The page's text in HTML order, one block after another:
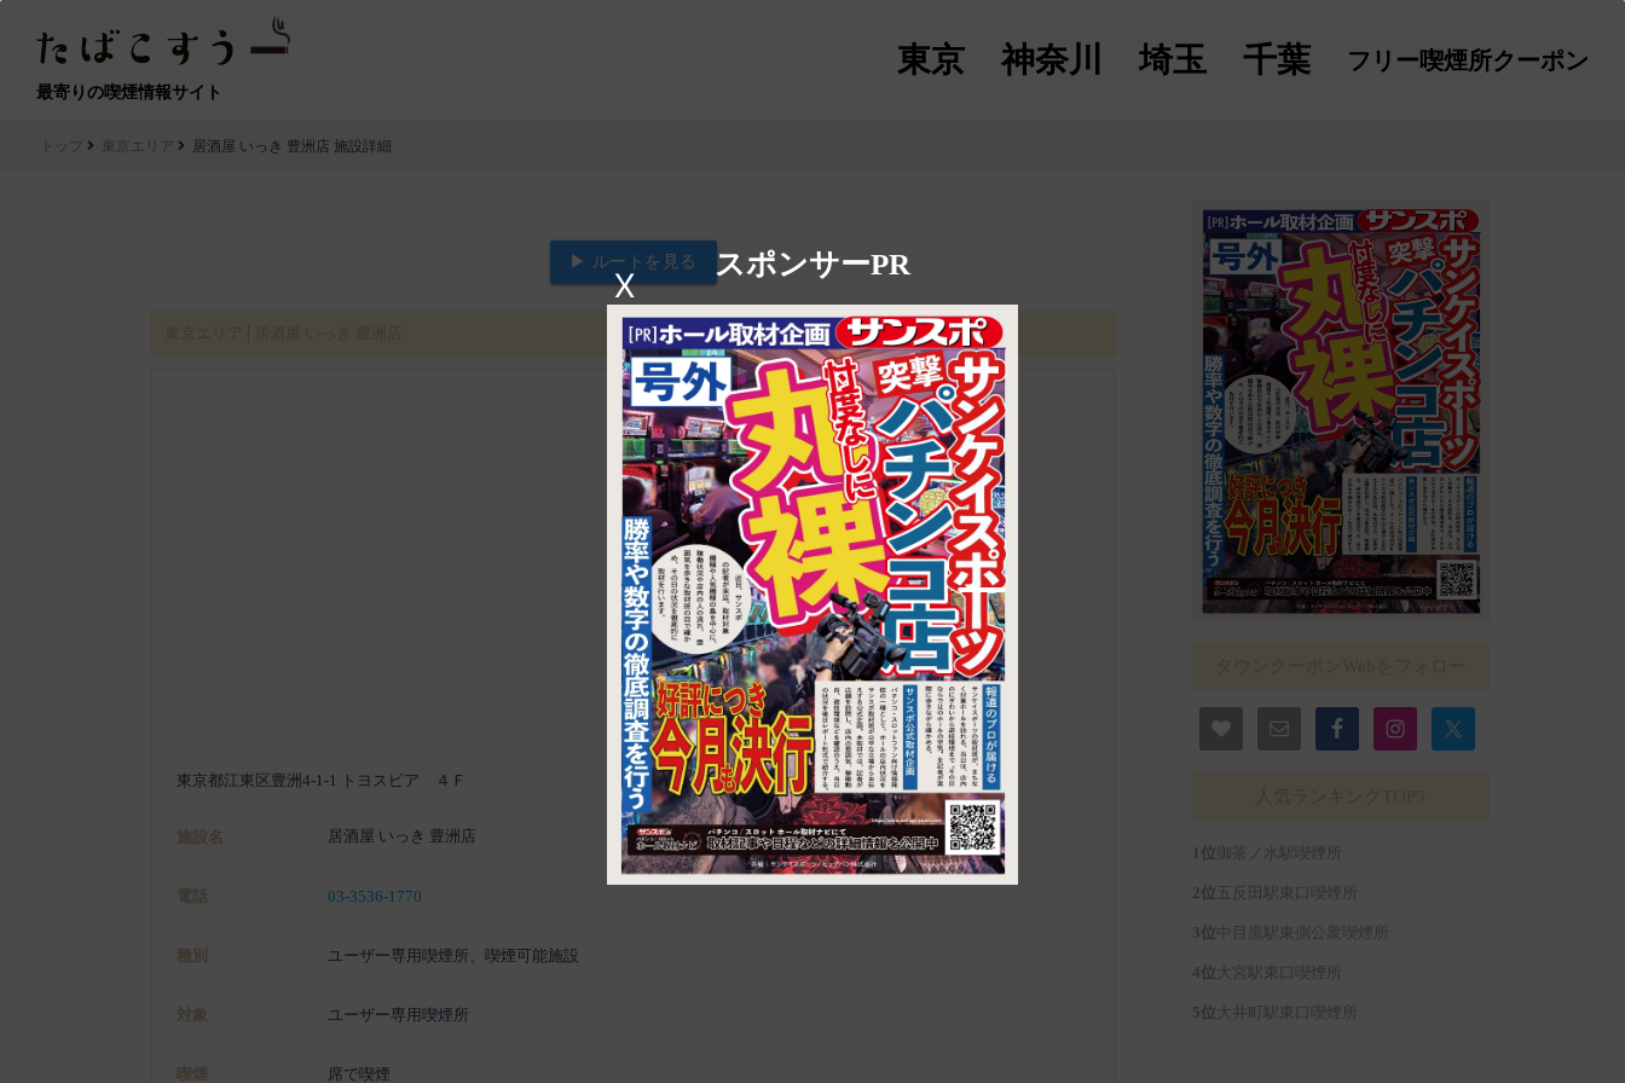
最寄りの喫煙情報サイト
東京 神奈川 埼玉 千葉 フリー喫煙所クーポン
スポンサーPR
X
1
トップ 東京エリア 居酒屋 いっき 豊洲店 施設詳細
▶ ルートを見る
東京都江東区豊洲4-1-1 トヨスピア ４Ｆ
施設名 居酒屋 いっき 豊洲店
電話 03-3536-1770
種別 ユーザー専用喫煙所、喫煙可能施設
対象 ユーザー専用喫煙所
喫煙 席で喫煙
御茶ノ水駅喫煙所
五反田駅東口喫煙所
中目黒駅東側公衆喫煙所
大宮駅東口喫煙所
大井町駅東口喫煙所